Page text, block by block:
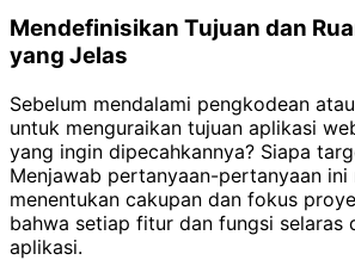
Mendefinisikan Tujuan dan
yang Jelas
Sebelum mendalami pengkodean
untuk menguraikan tujuan aplikasi
yang ingin dipecahkannya? Siapa
Menjawab pertanyaan-pertanyaan ini
menentukan cakupan dan fokus
bahwa setiap fitur dan fungsi selaras
aplikasi.